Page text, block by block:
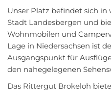
Unser Platz befindet sich
Stadt Landesbergen und
Wohnmobilen und
Lage in Niedersachsen ist
Ausgangspunkt für
den nahegelegenen
Das Rittergut Brokeloh